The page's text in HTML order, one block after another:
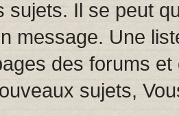
sujets. Il se peut
message. Une
des forums
sujets,